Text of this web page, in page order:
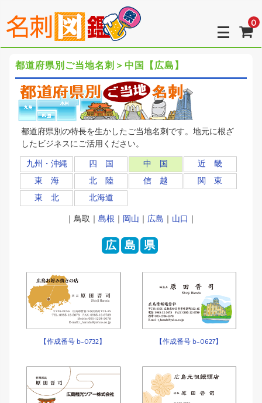
0
都道府県別ご当地名刺＞中国【広島】
都道府県別の特長を生かしたご当地名刺です。地元に根ざ
したビジネスにご活用ください。
九州・沖縄 四 国 中 国
近 畿
東 海
北 陸 信 越
関 東
東 北
北海道
｜鳥取｜ 島根 岡山 広島 山口
広 島 県
【作成番号 b-0732】 【作成番号 b-0627】